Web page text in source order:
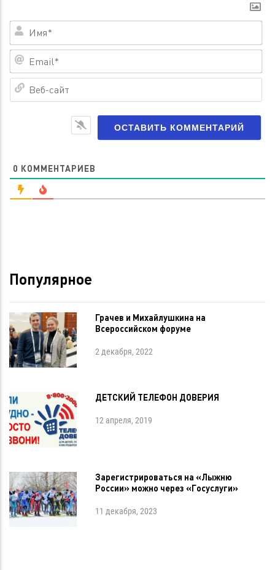
0 КОММЕНТАРИЕВ
Популярное
Грачев и Михайлушкина на
Всероссийском форуме
2 декабря, 2022
ДЕТСКИЙ ТЕЛЕФОН ДОВЕРИЯ
12 апреля, 2019
Зарегистрироваться на «Лыжню
России» можно через «Госуслуги»
11 декабря, 2023